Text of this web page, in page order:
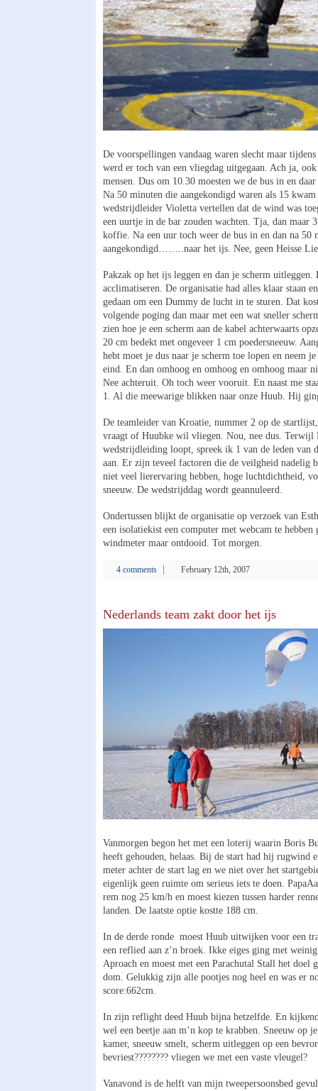
De voorspellingen vandaag waren slecht maar
werd er toch van een vliegdag uitgegaan. Ach ja,
mensen. Dus om 10.30 moesten we de bus in en
Na 50 minuten die aangekondigd waren als 15
wedstrijdleider Violetta vertellen dat de wind was
een uurtje in de bar zouden wachten. Tja, dan maar
koffie. Na een uur toch weer de bus in en dan na 50
aangekondigd……..naar het ijs. Nee, geen Heisse
Pakzak op het ijs leggen en dan je scherm uitleggen.
acclimatiseren. De organisatie had alles klaar staan
gedaan om een Dummy de lucht in te sturen. Dat
volgende poging dan maar met een wat sneller
zien hoe je een scherm aan de kabel achterwaarts
20 cm bedekt met ongeveer 1 cm poedersneeuw.
hebt moet je dus naar je scherm toe lopen en neem
eind. En dan omhoog en omhoog en omhoog maar
Nee achteruit. Oh toch weer vooruit. En naast me
1. Al die meewarige blikken naar onze Huub. Hij
De teamleider van Kroatie, nummer 2 op de
vraagt of Huubke wil vliegen. Nou, nee dus. Terwijl
wedstrijdleiding loopt, spreek ik 1 van de leden van
aan. Er zijn teveel factoren die de veilgheid nadelig
niet veel lierervaring hebben, hoge luchtdichtheid,
sneeuw. De wedstrijddag wordt geannuleerd.
Ondertussen blijkt de organisatie op verzoek van
een isolatiekist een computer met webcam te hebben
windmeter maar ontdooid. Tot morgen.
4 comments February 12th, 2007
Nederlands team zakt door het ijs
Vanmorgen begon het met een loterij waarin Boris
heeft gehouden, helaas. Bij de start had hij rugwind
meter achter de start lag en we niet over het
eigenlijk geen ruimte om serieus iets te doen.
rem nog 25 km/h en moest kiezen tussen harder
landen. De laatste optie kostte 188 cm.
In de derde ronde moest Huub uitwijken voor een
een reflied aan z’n broek. Ikke eiges ging met
Aproach en moest met een Parachutal Stall het doel
dom. Gelukkig zijn alle pootjes nog heel en was er
score:662cm.
In zijn reflight deed Huub bijna hetzelfde. En
wel een beetje aan m’n kop te krabben. Sneeuw op
kamer, sneeuw smelt, scherm uitleggen op een
bevriest???????? vliegen we met een vaste vleugel?
Vanavond is de helft van mijn tweepersoonsbed